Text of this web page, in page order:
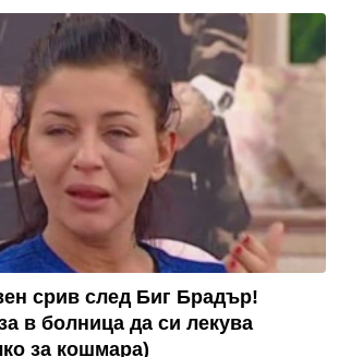
срив след Биг Брадър!
в болница да си лекува
за кошмара)